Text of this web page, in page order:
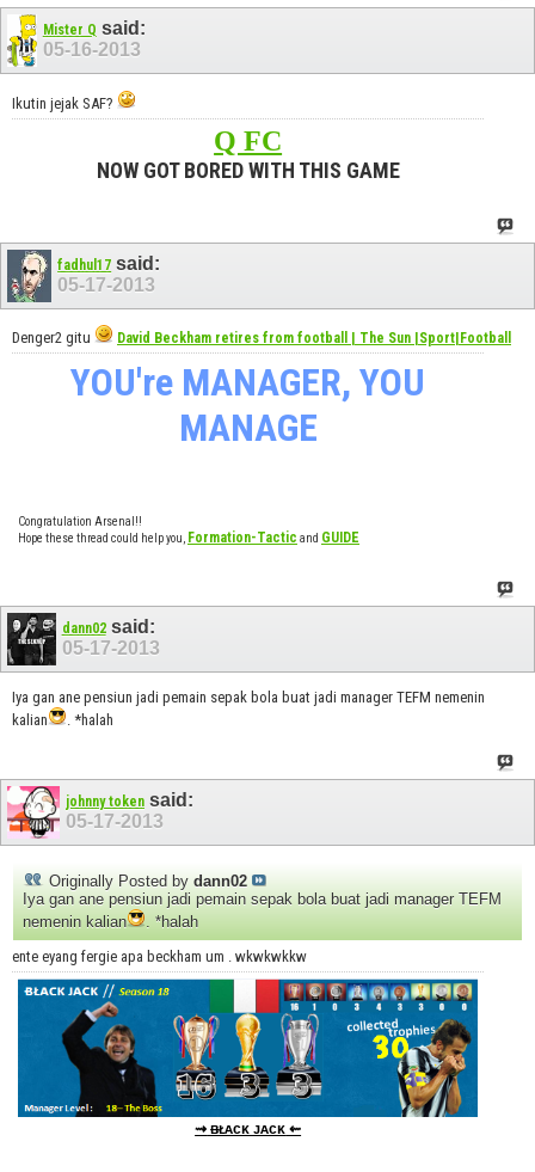
Mister Q said:
05-16-2013
Ikutin jejak SAF?
Q FC
NOW GOT BORED WITH THIS GAME
fadhul17 said:
05-17-2013
Denger2 gitu David Beckham retires from football | The Sun |Sport|Football
YOU're MANAGER, YOU
MANAGE
Congratulation Arsenal!!
Hope these thread could help you, Formation-Tactic and GUIDE
dann02said:
05-17-2013
Iya gan ane pensiun jadi pemain sepak bola buat jadi manager TEFM nemenin
kalian
. *halah
johnny token said:
05-17-2013
Originally Posted by dann02
Iya gan ane pensiun jadi pemain sepak bola buat jadi manager TEFM
nemenin kalian
. *halah
ente eyang fergie apa beckham um . wkwkwkkw
⇝ ᴃᴌᴀᴄᴋ ᴊᴀᴄᴋ ⇜